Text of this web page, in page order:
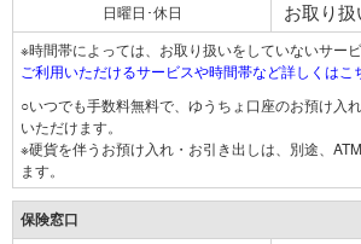
日曜日･休日 お取り
※時間帯によっては、お取り扱いをしていないサービ
ご利用いただけるサービスや時間帯など詳しくはこ
○いつでも手数料無料で、ゆうちょ口座のお預け入
いただけます。
※硬貨を伴うお預け入れ・お引き出しは、別途、
ます。
保険窓口